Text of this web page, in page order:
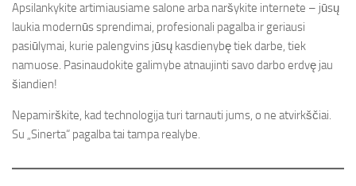
Apsilankykite artimiausiame salone arba naršykite internete – jūsų
laukia modernūs sprendimai, profesionali pagalba ir geriausi
pasiūlymai, kurie palengvins jūsų kasdienybę tiek darbe, tiek
namuose. Pasinaudokite galimybe atnaujinti savo darbo erdvę jau
šiandien!
Nepamirškite, kad technologija turi tarnauti jums, o ne atvirkščiai.
Su „Sinerta“ pagalba tai tampa realybe.